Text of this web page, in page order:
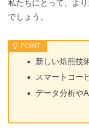
私たちにとって、よ
でしょう。
新しい焙煎技
スマートコー
データ分析や